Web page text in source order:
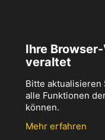
Ihre
veraltet
Bitte aktualisieren
alle Funktionen
können.
Mehr erfahren